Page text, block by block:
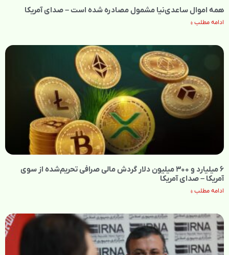
همه اموال ساعدی‌نیا مشمول مصادره شده است – صدای آمریکا
ادامه مطلب »
۶ میلیارد و ۳۰۰ میلیون دلار گردش مالی صرافی تحریم‌شده از سوی
آمریکا – صدای آمریکا
ادامه مطلب »